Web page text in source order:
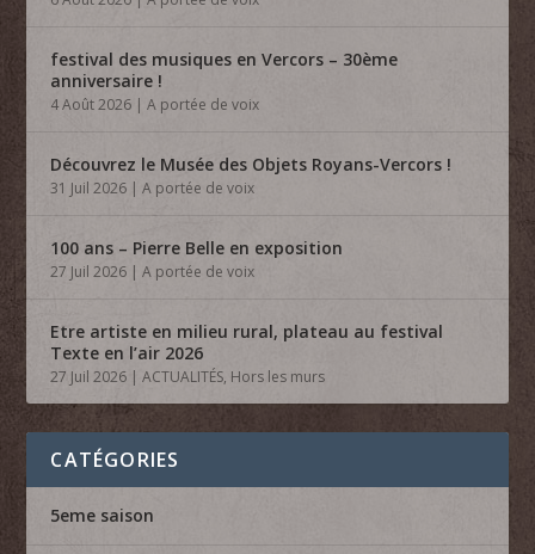
festival des musiques en Vercors – 30ème
anniversaire !
4 Août 2026 |A portée de voix
Découvrez le Musée des Objets Royans-Vercors !
31 Juil 2026 |A portée de voix
100 ans – Pierre Belle en exposition
27 Juil 2026 |A portée de voix
Etre artiste en milieu rural, plateau au festival
Texte en l’air 2026
27 Juil 2026 |ACTUALITÉS, Hors les murs
CATÉGORIES
5eme saison